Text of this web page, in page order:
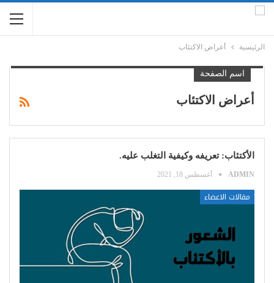
الرئيسية أعراض الاكتئاب
اسم الصفحة
أعراض الاكتئاب
الأكتئاب: تعريفه وكيفية التغلب عليه.
ADMIN أغسطس 18, 2021
مقالات الاعضاء